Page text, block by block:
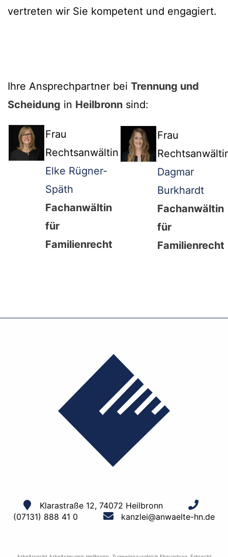
vertreten wir Sie kompetent und engagiert.
Ihre Ansprechpartner bei Trennung und
Scheidung in Heilbronn sind:
Frau
Rechtsanwältin
Elke Rügner-
Späth
Fachanwältin
für
Familienrecht
Frau
Dagmar
Burkhardt
Fachanwältin
für
Familienrecht
Klarastraße 12, 74072 Heilbronn
(07131) 888 41 0
kanzlei@anwaelte-hn.de